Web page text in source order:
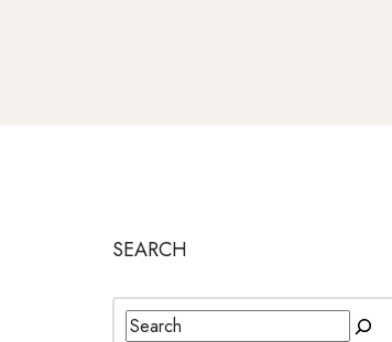
SEARCH